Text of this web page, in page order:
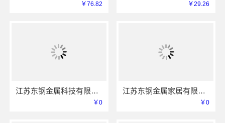
￥76.82 ￥29.26
江苏东钢金属科技有限公司定制工厂加盟
￥0
江苏东钢金属家居有限公司屏风艺术漆价格
￥0